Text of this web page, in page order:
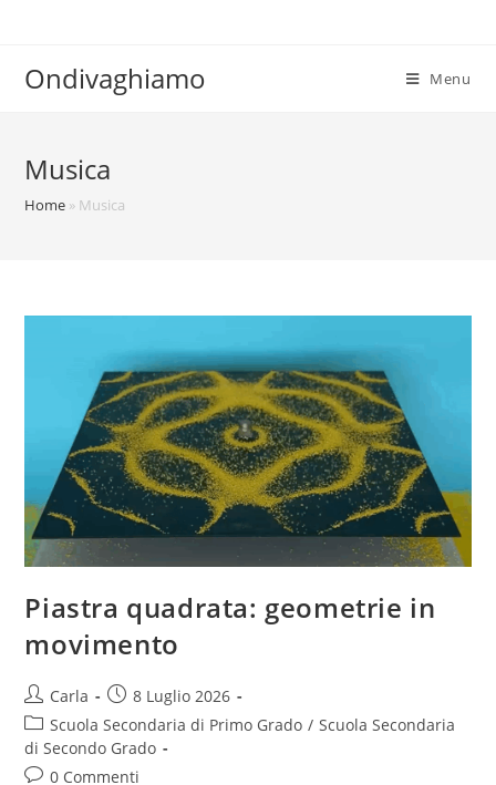
contenuto
Ondivaghiamo Menu
Musica
Home » Musica
Piastra quadrata: geometrie in
movimento
Post
author:
Carla
Post
published:
8 Luglio 2026
Post
category:
Scuola Secondaria di Primo Grado / Scuola Secondaria
di Secondo Grado
Post0 Commenti